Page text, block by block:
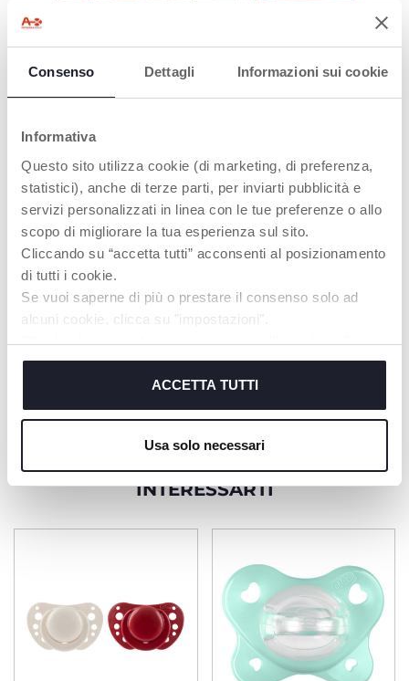
Consenso Dettagli Informazioni sui cookie
Informativa
Questo sito utilizza cookie (di marketing, di preferenza,
statistici), anche di terze parti, per inviarti pubblicità e
servizi personalizzati in linea con le tue preferenze o allo
scopo di migliorare la tua esperienza sul sito.
Cliccando su “accetta tutti” acconsenti al posizionamento
di tutti i cookie.
Se vuoi saperne di più o prestare il consenso solo ad
alcuni cookie, clicca su "impostazioni".
Chiudendo questo banner acconsenti all’uso dei soli
cookie tecnici, indispensabili per fruire del servizio
ACCETTA TUTTI
Usa solo necessari
DA QUI
promuovono tutte le
essenziali per una
crescita sana:
SUZIONE,
RESPIRAZIONE,
DEGLUTIZIONE,
MASTICAZIONE,
LINGUAGGIO
SOLO DI CHICCO
Chicco, progettata per
supportare in modo
ottimale tutte le
funzioni orali vitali
durante la suzione non
nutritiva, mantenendo
alto verso il palato
PRODOTTI CHE POTREBBERO
INTERESSARTI